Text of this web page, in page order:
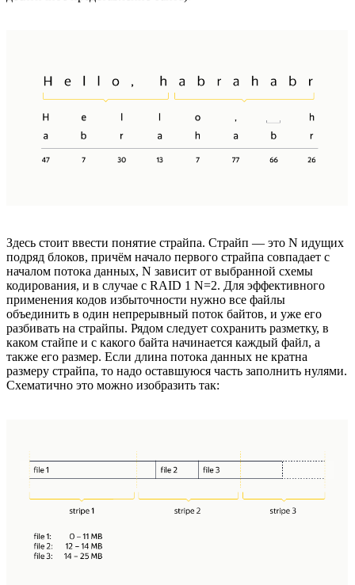
Здесь стоит ввести понятие страйпа. Страйп — это N идущих
подряд блоков, причём начало первого страйпа совпадает с
началом потока данных, N зависит от выбранной схемы
кодирования, и в случае с RAID 1 N=2. Для эффективного
применения кодов избыточности нужно все файлы
объединить в один непрерывный поток байтов, и уже его
разбивать на страйпы. Рядом следует сохранить разметку, в
каком стайпе и с какого байта начинается каждый файл, а
также его размер. Если длина потока данных не кратна
размеру страйпа, то надо оставшуюся часть заполнить нулями.
Схематично это можно изобразить так: